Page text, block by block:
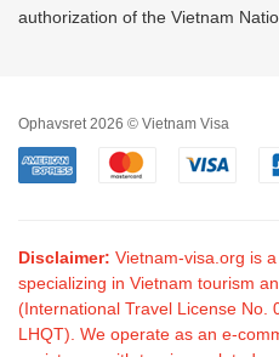
authorization of the Vietnam
Ophavsret 2026 © Vietnam Visa
Disclaimer: Vietnam-visa.org is
specializing in Vietnam tourism
(International Travel License No.
LHQT). We operate as an e-